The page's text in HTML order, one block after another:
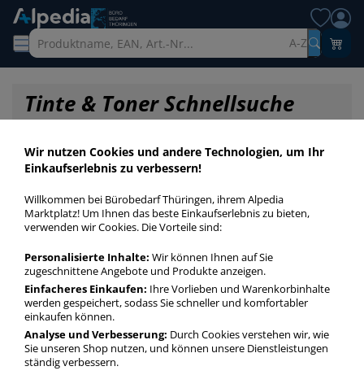
A-Z
Tinte & Toner Schnellsuche
Startseite »
Druckerpatronen Original 350
Wir nutzen Cookies und andere Technologien, um Ihr
Einkaufserlebnis zu verbessern!
Willkommen bei Bürobedarf Thüringen, ihrem Alpedia
Marktplatz! Um Ihnen das beste Einkaufserlebnis zu bieten,
verwenden wir Cookies. Die Vorteile sind:
Personalisierte Inhalte: Wir können Ihnen auf Sie
zugeschnittene Angebote und Produkte anzeigen.
Einfacheres Einkaufen: Ihre Vorlieben und Warenkorbinhalte
werden gespeichert, sodass Sie schneller und komfortabler
einkaufen können.
Analyse und Verbesserung: Durch Cookies verstehen wir, wie
Sie unseren Shop nutzen, und können unsere Dienstleistungen
ständig verbessern.